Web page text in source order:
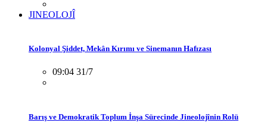
JINEOLOJÎ
Kolonyal Şiddet, Mekân Kırımı ve Sinemanın Hafızası
09:04 31/7
Barış ve Demokratik Toplum İnşa Sürecinde Jineolojînin Rolü